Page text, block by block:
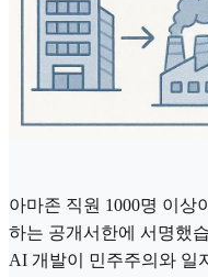
아마존 직원 1000명 이
하는 공개서한에 서명했
AI 개발이 민주주의와 일